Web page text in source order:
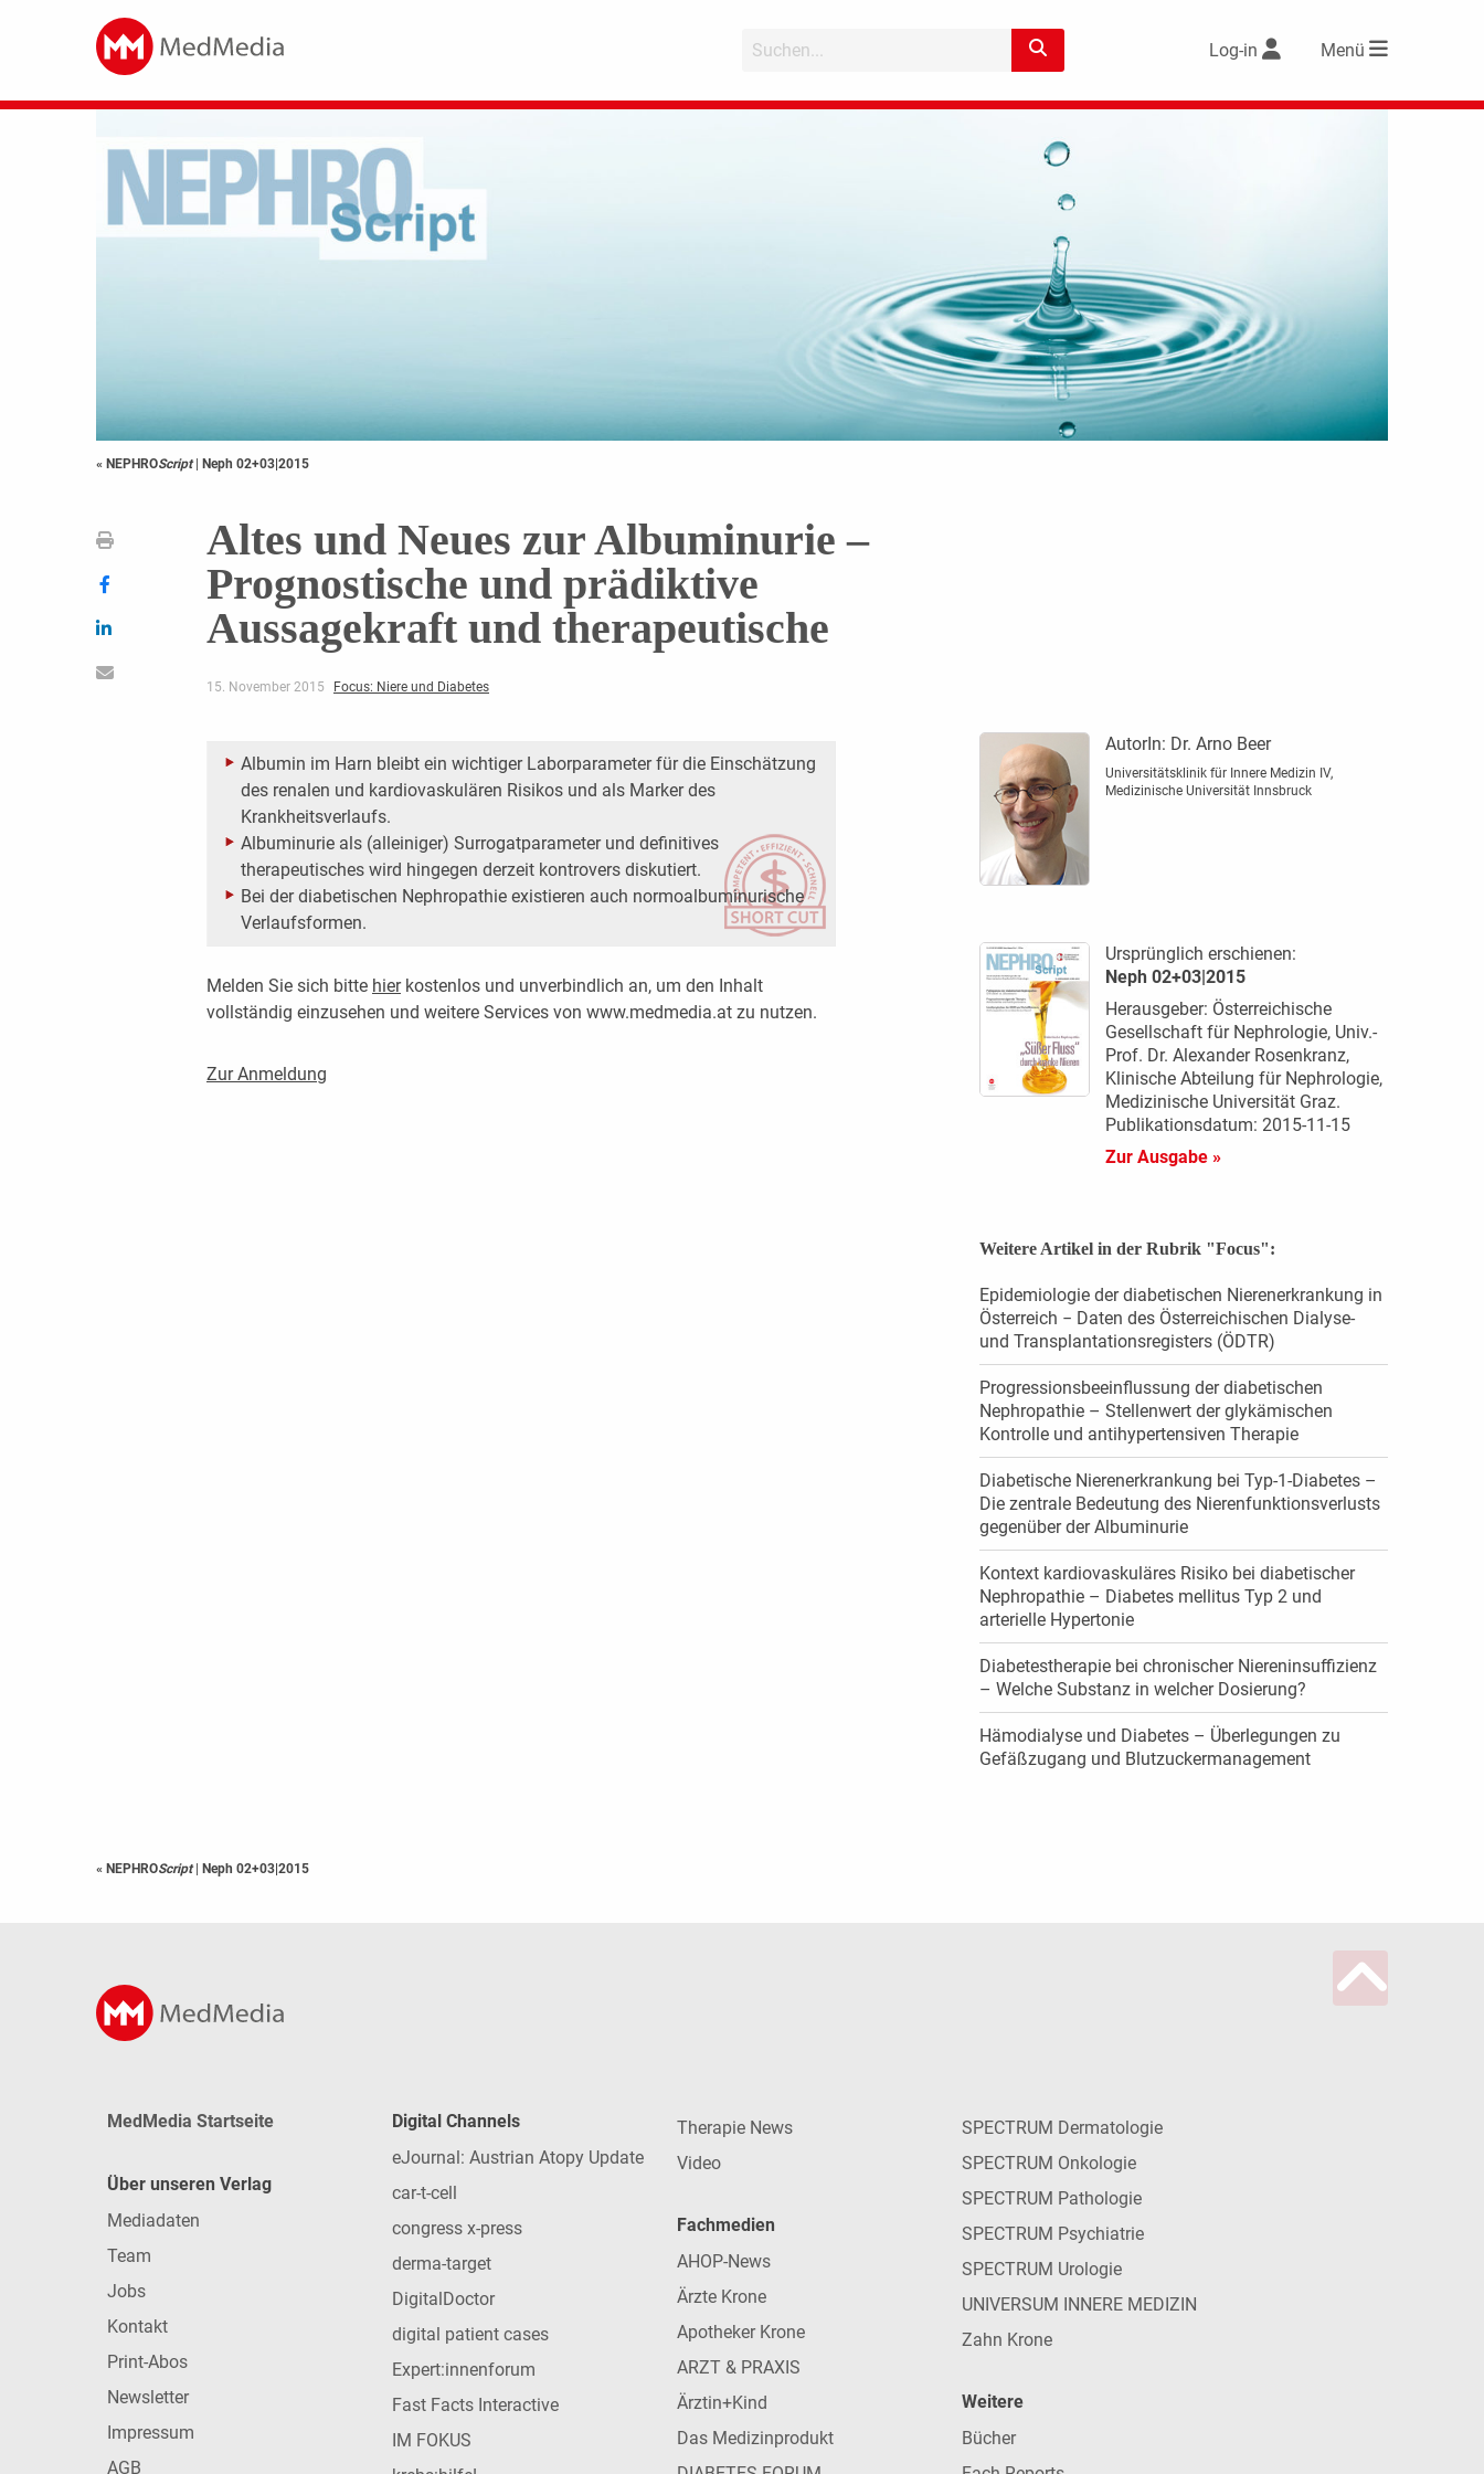
Log-in Menü
« NEPHROScript | Neph 02+03|2015
Altes und Neues zur Albuminurie –
Prognostische und prädiktive
Aussagekraft und therapeutische
15. November 2015 Focus: Niere und Diabetes
Albumin im Harn bleibt ein wichtiger Laborparameter für die Einschätzung
des renalen und kardiovaskulären Risikos und als Marker des
Krankheitsverlaufs.
Albuminurie als (alleiniger) Surrogatparameter und definitives
therapeutisches wird hingegen derzeit kontrovers diskutiert.
Bei der diabetischen Nephropathie existieren auch normoalbuminurische
Verlaufsformen.
Melden Sie sich bitte hierkostenlos und unverbindlich an, um den Inhalt
vollständig einzusehen und weitere Services von www.medmedia.at zu nutzen.
Zur Anmeldung
AutorIn: Dr. Arno Beer
Universitätsklinik für Innere Medizin IV,
Medizinische Universität Innsbruck
Ursprünglich erschienen:
Neph 02+03|2015
Herausgeber: Österreichische
Gesellschaft für Nephrologie, Univ.-
Prof. Dr. Alexander Rosenkranz,
Klinische Abteilung für Nephrologie,
Medizinische Universität Graz.
Publikationsdatum: 2015-11-15
Zur Ausgabe »
Weitere Artikel in der Rubrik "Focus":
Epidemiologie der diabetischen Nierenerkrankung in
Österreich − Daten des Österreichischen Dialyse-
und Transplantationsregisters (ÖDTR)
Progressionsbeeinflussung der diabetischen
Nephropathie – Stellenwert der glykämischen
Kontrolle und antihypertensiven Therapie
Diabetische Nierenerkrankung bei Typ-1-Diabetes –
Die zentrale Bedeutung des Nierenfunktions­verlusts
gegenüber der Albuminurie
Kontext kardiovaskuläres Risiko bei diabetischer
Nephropathie – Diabetes mellitus Typ 2 und
arterielle Hypertonie
Diabetestherapie bei chronischer Niereninsuffizienz
– Welche Substanz in welcher Dosierung?
Hämodialyse und Diabetes – Überlegungen zu
Gefäßzugang und Blutzuckermanagement
« NEPHROScript | Neph 02+03|2015
MedMedia Startseite
Über unseren Verlag
Mediadaten
Team
Jobs
Kontakt
Print-Abos
Newsletter
Impressum
AGB
Digital Channels
eJournal: Austrian Atopy Update
car-t-cell
congress x-press
derma-target
DigitalDoctor
digital patient cases
Expert:innenforum
Fast Facts Interactive
IM FOKUS
Therapie News
Video
Fachmedien
AHOP-News
Ärzte Krone
Apotheker Krone
ARZT & PRAXIS
Ärztin+Kind
Das Medizinprodukt
SPECTRUM Dermatologie
SPECTRUM Onkologie
SPECTRUM Pathologie
SPECTRUM Psychiatrie
SPECTRUM Urologie
UNIVERSUM INNERE MEDIZIN
Zahn Krone
Weitere
Bücher